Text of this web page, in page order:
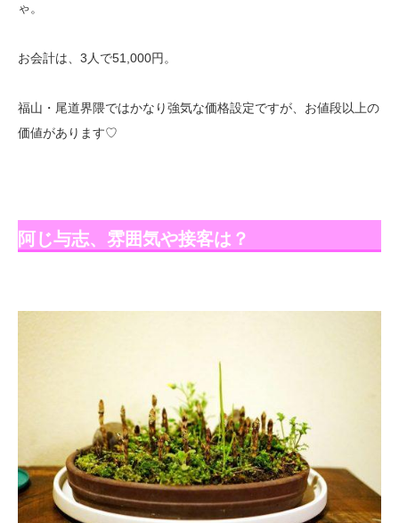
ゃ。
お会計は、3人で51,000円。
福山・尾道界隈ではかなり強気な価格設定ですが、お値段以上の
価値があります♡
阿じ与志、雰囲気や接客は？